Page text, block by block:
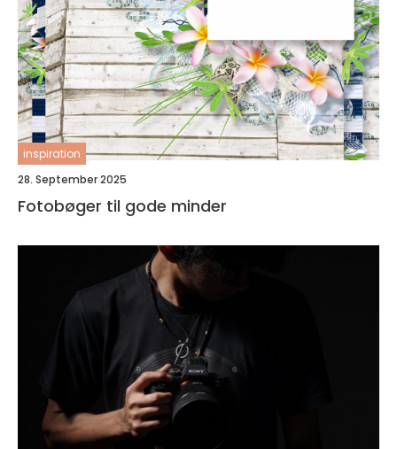
inspiration
28. September 2025
Fotobøger til gode minder